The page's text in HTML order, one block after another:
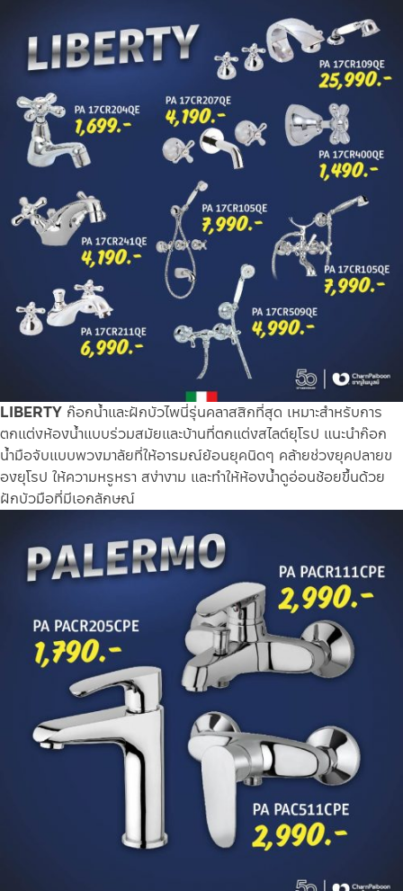
LIBERTY ก๊อกน้ำและฝักบัวไพนี่รุ่นคลาสสิกที่สุด เหมาะสำหรับการ
ตกแต่งห้องน้ำแบบร่วมสมัยและบ้านที่ตกแต่งสไลต์ยุโรป แนะนำก๊อก
น้ำมือจับแบบพวงมาลัยที่ให้อารมณ์ย้อนยุคนิดๆ คล้ายช่วงยุคปลายข
องยุโรป ให้ความหรูหรา สง่างาม และทำให้ห้องน้ำดูอ่อนช้อยขึ้นด้วย
ฝักบัวมือที่มีเอกลักษณ์